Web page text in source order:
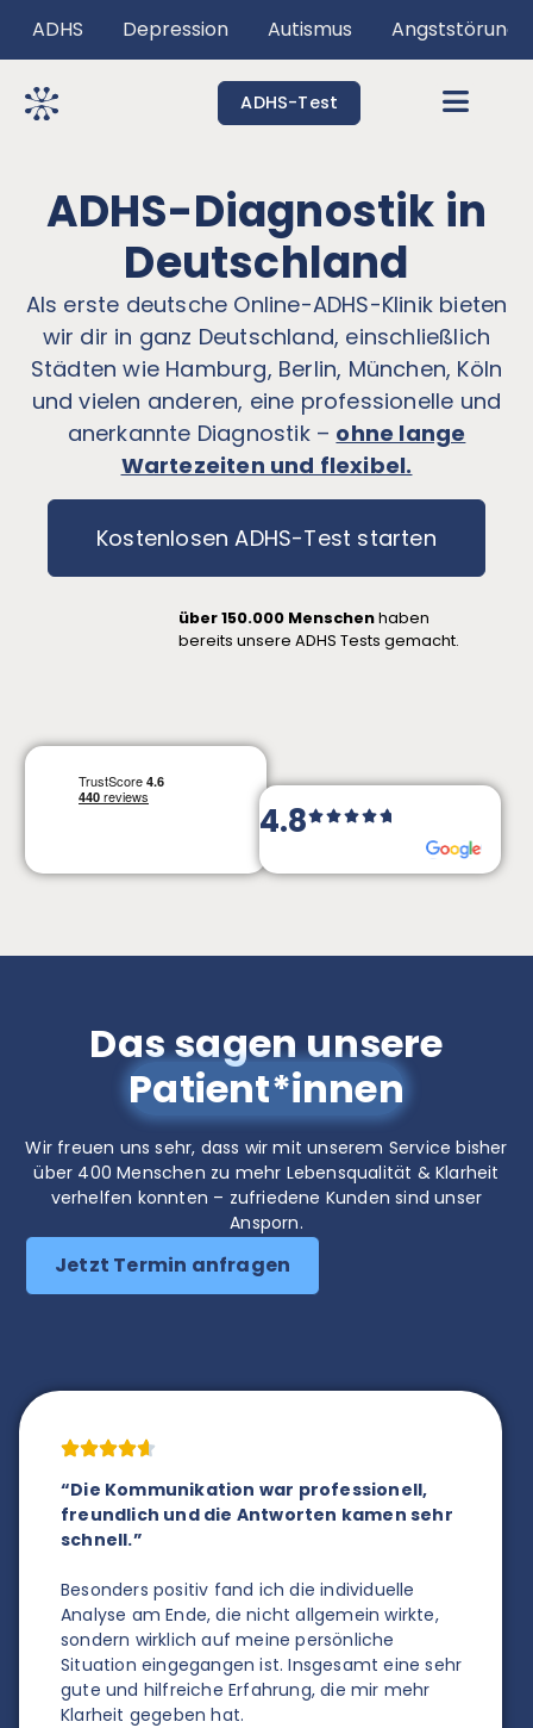
ADHS Depression Autismus
ADHS-Test
ADHS-Diagnostik in
Deutschland
Als erste deutsche Online-ADHS-Klinik bieten
wir dir in ganz Deutschland, einschließlich
Städten wie Hamburg, Berlin, München, Köln
und vielen anderen, eine professionelle und
anerkannte Diagnostik – ohne lange
Wartezeiten und flexibel.
Kostenlosen ADHS-Test starten
über150.000 Menschenhaben
bereits unsere ADHS Tests gemacht.
4.8
Das sagen unsere
Patient*innen
Wir freuen uns sehr, dass wir mit unserem Service bisher
über 400 Menschen zu mehr Lebensqualität & Klarheit
verhelfen konnten – zufriedene Kunden sind unser
Ansporn.
Jetzt Termin anfragen
“Die Kommunikation war professionell,
freundlich und die Antworten kamen sehr
schnell.”
Besonders positiv fand ich die individuelle
Analyse am Ende, die nicht allgemein wirkte,
sondern wirklich auf meine persönliche
Situation eingegangen ist. Insgesamt eine sehr
gute und hilfreiche Erfahrung, die mir mehr
Klarheit gegeben hat.